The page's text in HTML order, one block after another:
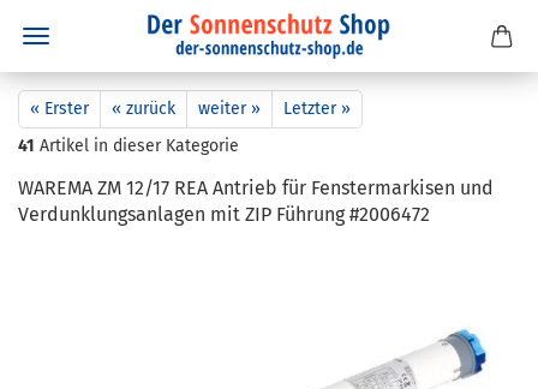
« Erster « zurück weiter »
Letzter »
41 Artikel in dieser Kategorie
WA­RE­MA ZM 12/17 REA An­trieb für Fens­ter­mar­ki­sen und
Ver­dunk­lungs­an­la­gen mit ZIP Füh­rung #2006472